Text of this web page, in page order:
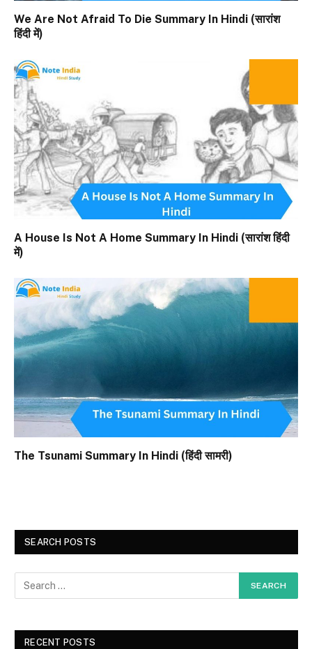
We Are Not Afraid To Die Summary In Hindi (सारांश
हिंदी में)
A House Is Not A Home Summary In Hindi (सारांश हिंदी
में)
The Tsunami Summary In Hindi (हिंदी सामरी)
SEARCH POSTS
RECENT POSTS